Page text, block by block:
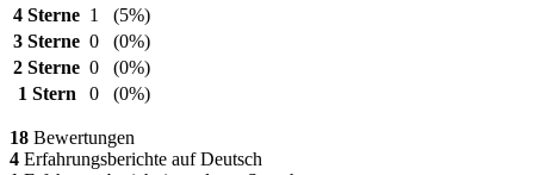
4 Sterne 1
(5%)
3 Sterne 0
(0%)
2 Sterne 0
(0%)
1 Stern
0 (0%)
18 Bewertungen
4 Erfahrungsberichte auf Deutsch